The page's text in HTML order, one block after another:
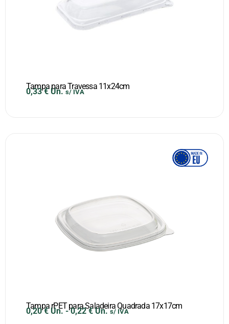
Tampa para Travessa 11x24cm
0,33€ Un. s/ IVA
Tampa rPET para Saladeira Quadrada 17x17cm
0,20€ Un.-0,22€ Un. s/ IVA